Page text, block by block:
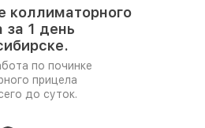
коллиматорного
за 1 день
по починке
прицела
до суток.